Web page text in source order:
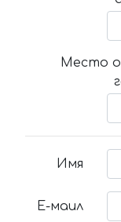
Место
Имя
Е-маил